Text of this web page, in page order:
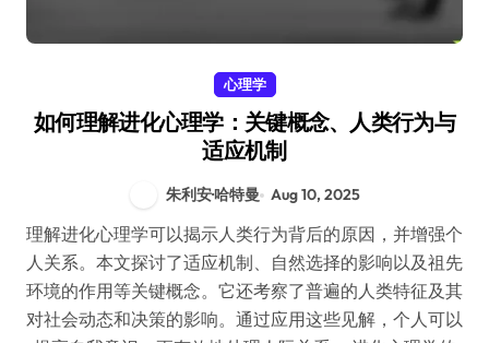
心理学
如何理解进化心理学：关键概念、人类行为与
适应机制
朱利安·哈特曼 Aug 10, 2025
理解进化心理学可以揭示人类行为背后的原因，并增强个
人关系。本文探讨了适应机制、自然选择的影响以及祖先
环境的作用等关键概念。它还考察了普遍的人类特征及其
对社会动态和决策的影响。通过应用这些见解，个人可以